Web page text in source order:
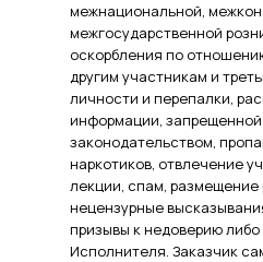
межнациональной,
межгосударственной
оскорбления по
другим участникам и
личности и перепалки,
информации,
законодательством,
наркотиков, отвлечение
лекции, спам, размещение
нецензурные
призывы к недоверию
Исполнителя. Заказчик